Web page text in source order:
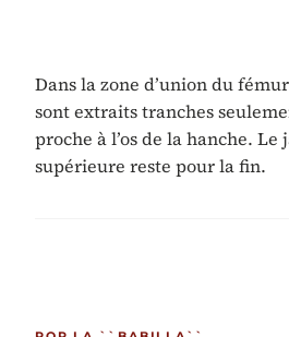
Dans la zone d’union du
sont extraits tranches
proche à l’os de la hanche.
supérieure reste pour la fin.